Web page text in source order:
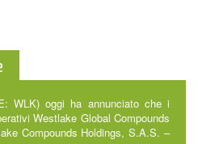
WLK) oggi ha annunciato che i
Westlake Global Compounds
Compounds Holdings, S.A.S. –